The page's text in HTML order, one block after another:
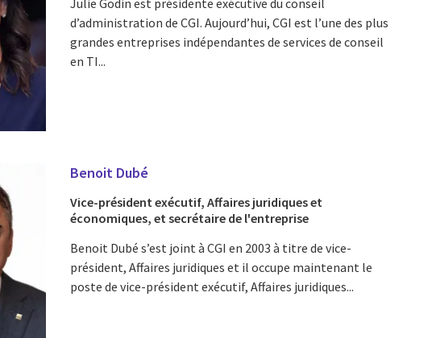
Julie Godin est présidente exécutive du conseil
d’administration de CGI. Aujourd’hui, CGI est l’une des plus
grandes entreprises indépendantes de services de conseil
en TI...
Benoit Dubé
Vice-président exécutif, Affaires juridiques et
économiques, et secrétaire de l'entreprise
Benoit Dubé s’est joint à CGI en 2003 à titre de vice-
président, Affaires juridiques et il occupe maintenant le
poste de vice-président exécutif, Affaires juridiques...